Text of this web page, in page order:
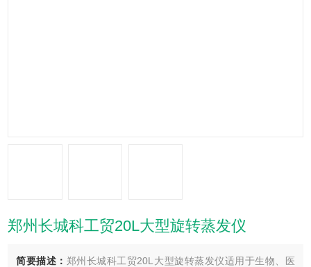
郑州长城科工贸20L大型旋转蒸发仪
简要描述： 郑州长城科工贸20L大型旋转蒸发仪适用于生物、医